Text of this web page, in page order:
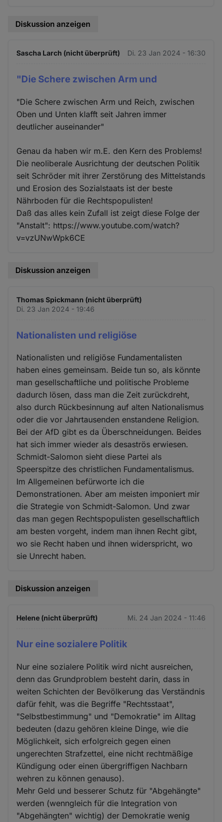
Diskussion anzeigen
Sascha Larch (nicht überprüft) Di. 23 Jan 2024 - 16:30
"Die Schere zwischen Arm und
"Die Schere zwischen Arm und Reich, zwischen
Oben und Unten klafft seit Jahren immer
deutlicher auseinander"
Genau da haben wir m.E. den Kern des Problems!
Die neoliberale Ausrichtung der deutschen Politik
seit Schröder mit ihrer Zerstörung des Mittelstands
und Erosion des Sozialstaats ist der beste
Nährboden für die Rechtspopulisten!
Daß das alles kein Zufall ist zeigt diese Folge der
"Anstalt": https://www.youtube.com/watch?
v=vzUNwWpk6CE
Diskussion anzeigen
Thomas Spickmann (nicht überprüft)
Di. 23 Jan 2024 - 19:46
Nationalisten und religiöse
Nationalisten und religiöse Fundamentalisten
haben eines gemeinsam. Beide tun so, als könnte
man gesellschaftliche und politische Probleme
dadurch lösen, dass man die Zeit zurückdreht,
also durch Rückbesinnung auf alten Nationalismus
oder die vor Jahrtausenden enstandene Religion.
Bei der AfD gibt es da Überschneidungen. Beides
hat sich immer wieder als desaströs erwiesen.
Schmidt-Salomon sieht diese Partei als
Speerspitze des christlichen Fundamentalismus.
Im Allgemeinen befürworte ich die
Demonstrationen. Aber am meisten imponiert mir
die Strategie von Schmidt-Salomon. Und zwar
das man gegen Rechtspopulisten gesellschaftlich
am besten vorgeht, indem man ihnen Recht gibt,
wo sie Recht haben und ihnen widerspricht, wo
sie Unrecht haben.
Diskussion anzeigen
Helene (nicht überprüft) Mi. 24 Jan 2024 - 11:46
Nur eine sozialere Politik
Nur eine sozialere Politik wird nicht ausreichen,
denn das Grundproblem besteht darin, dass in
weiten Schichten der Bevölkerung das Verständnis
dafür fehlt, was die Begriffe "Rechtsstaat",
"Selbstbestimmung" und "Demokratie" im Alltag
bedeuten (dazu gehören kleine Dinge, wie die
Möglichkeit, sich erfolgreich gegen einen
ungerechten Strafzettel, eine nicht rechtmäßige
Kündigung oder einen übergriffigen Nachbarn
wehren zu können genauso).
Mehr Geld und besserer Schutz für "Abgehängte"
werden (wenngleich für die Integration von
"Abgehängten" wichtig) der Demokratie wenig